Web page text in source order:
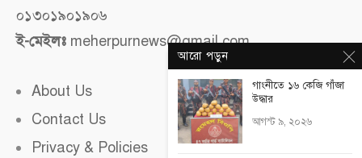
০১৩০১৯০১৯০৬
ই-মেইলঃ meherpurnews@gmail.com
About Us
Contact Us
Privacy & Policies
আরো পড়ুন
গাংনীতে ১৬ কেজি গাঁজা
উদ্ধার
আগস্ট ৯, ২০২৬